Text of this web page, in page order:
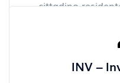
cittadino
comuni
INV –